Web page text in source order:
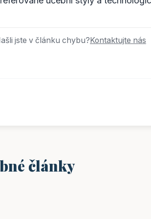
jste v článku chybu?Kontaktujte nás
články